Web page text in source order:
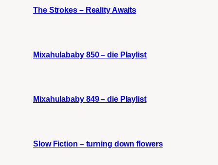
The Strokes – Reality Awaits
Mixahulababy 850 – die Playlist
Mixahulababy 849 – die Playlist
Slow Fiction – turning down flowers